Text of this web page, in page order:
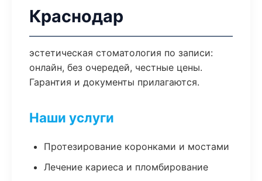
Краснодар
эстетическая стоматология по записи:
онлайн, без очередей, честные цены.
Гарантия и документы прилагаются.
Наши услуги
Протезирование коронками и мостами
Лечение кариеса и пломбирование